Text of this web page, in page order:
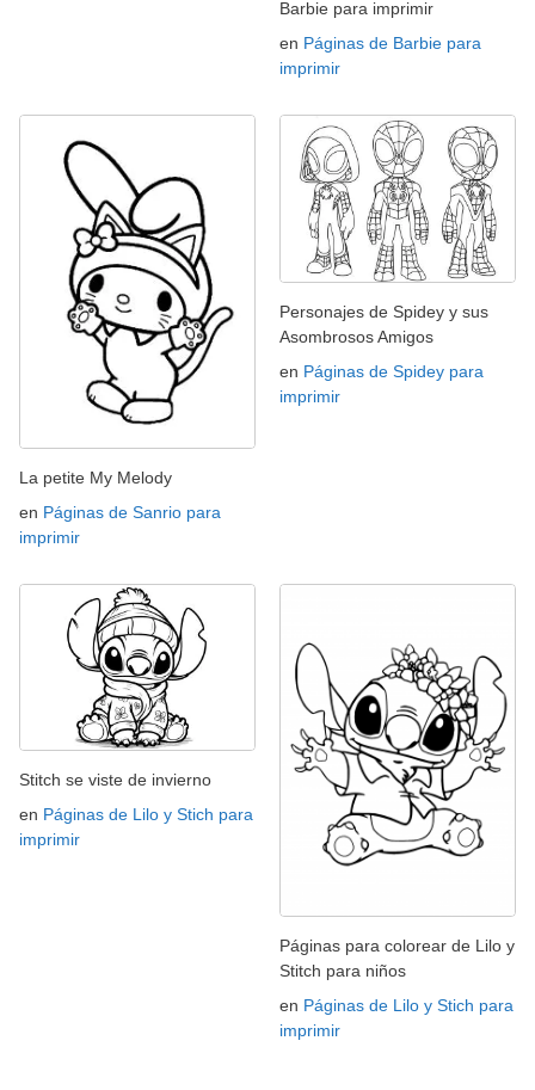
Barbie para imprimir
en Páginas de Barbie para
imprimir
La petite My Melody
en Páginas de Sanrio para
imprimir
Personajes de Spidey y sus
Asombrosos Amigos
en Páginas de Spidey para
imprimir
Stitch se viste de invierno
en Páginas de Lilo y Stich para
imprimir
Páginas para colorear de Lilo y
Stitch para niños
en Páginas de Lilo y Stich para
imprimir